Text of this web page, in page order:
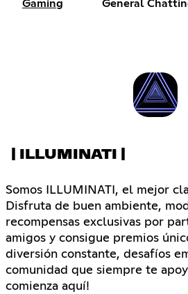
Gaming General
| ILLUMINATI |
Somos ILLUMINATI, el mejor
Disfruta de buen ambiente,
recompensas exclusivas por
amigos y consigue premios
diversión constante, desafíos
comunidad que siempre te
comienza aquí!